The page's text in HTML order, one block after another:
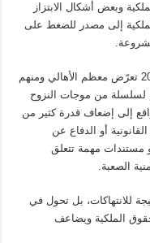
وبعض أشكال الابتزاز
إلى مصدر للضغط على
ومنذ سيطرة الجيش الوطني على عفرين 2018 تعرّض معظم الأهالي ومنهم
لسلسلة من موجات النزوح
إلى إضعاف قدرة كثير من
أو الدفاع عن
مستندات مهمة تتعلق
الصعبة.
للانتهاكات، بل تحول في
الملكية ويضاعف